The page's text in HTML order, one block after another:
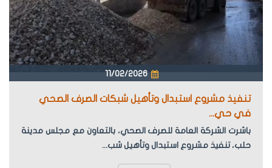
11/02/2026
تنفيذ مشروع استبدال وتأهيل شبكات الصرف الصحي
في حي...
باشرت الشركة العامة للصرف الصحي، بالتعاون مع مجلس مدينة
حلب، تنفيذ مشروع استبدال وتأهيل شب...